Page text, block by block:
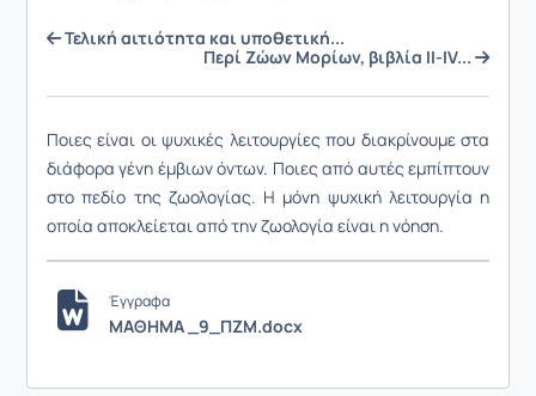
Τελική αιτιότητα και υποθετική...
Περί Ζώων Μορίων, βιβλία ΙΙ-IV...
Ποιες είναι οι ψυχικές λειτουργίες που διακρίνουμε στα
διάφορα γένη έμβιων όντων. Ποιες από αυτές εμπίπτουν
στο πεδίο της ζωολογίας. Η μόνη ψυχική λειτουργία η
οποία αποκλείεται από την ζωολογία είναι η νόηση.
Έγγραφα
ΜΑΘΗΜΑ _9_ΠΖΜ.docx